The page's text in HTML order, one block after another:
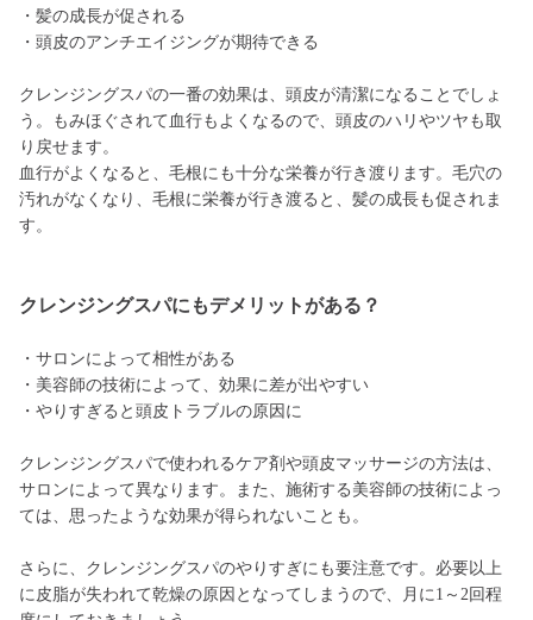
・髪の成長が促される
・頭皮のアンチエイジングが期待できる
クレンジングスパの一番の効果は、頭皮が清潔になることでしょ
う。もみほぐされて血行もよくなるので、頭皮のハリやツヤも取
り戻せます。
血行がよくなると、毛根にも十分な栄養が行き渡ります。毛穴の
汚れがなくなり、毛根に栄養が行き渡ると、髪の成長も促されま
す。
クレンジングスパにもデメリットがある？
・サロンによって相性がある
・美容師の技術によって、効果に差が出やすい
・やりすぎると頭皮トラブルの原因に
クレンジングスパで使われるケア剤や頭皮マッサージの方法は、
サロンによって異なります。また、施術する美容師の技術によっ
ては、思ったような効果が得られないことも。
さらに、クレンジングスパのやりすぎにも要注意です。必要以上
に皮脂が失われて乾燥の原因となってしまうので、月に1～2回程